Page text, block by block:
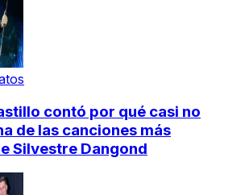
contó por qué casi no
de las canciones más
Silvestre Dangond